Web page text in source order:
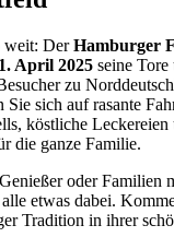
weit: DerHamburger
April 2025 seine Tore
zu
sich auf rasante
köstliche Leckereien
die ganze Familie.
oder Familien
etwas dabei.
Tradition in ihrer